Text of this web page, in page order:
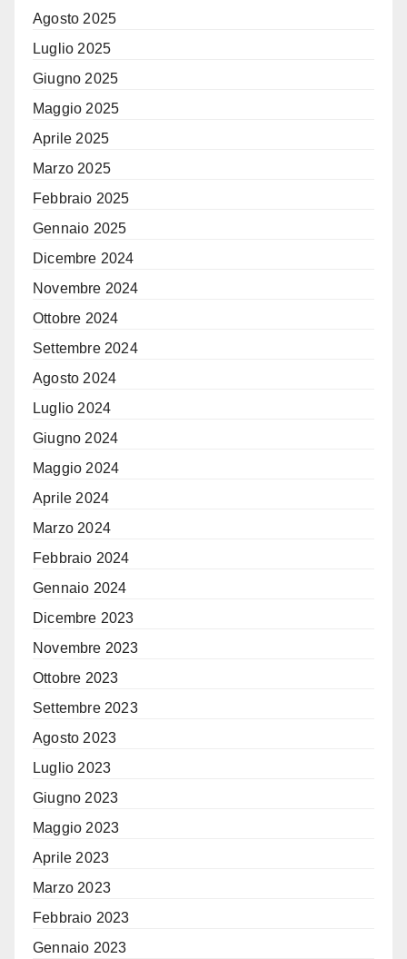
Agosto 2025
Luglio 2025
Giugno 2025
Maggio 2025
Aprile 2025
Marzo 2025
Febbraio 2025
Gennaio 2025
Dicembre 2024
Novembre 2024
Ottobre 2024
Settembre 2024
Agosto 2024
Luglio 2024
Giugno 2024
Maggio 2024
Aprile 2024
Marzo 2024
Febbraio 2024
Gennaio 2024
Dicembre 2023
Novembre 2023
Ottobre 2023
Settembre 2023
Agosto 2023
Luglio 2023
Giugno 2023
Maggio 2023
Aprile 2023
Marzo 2023
Febbraio 2023
Gennaio 2023